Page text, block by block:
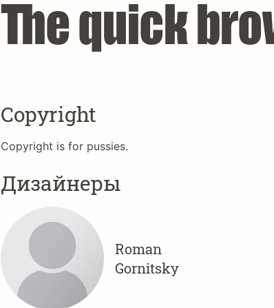
The quick
Copyright
Copyright is for pussies.
Дизайнеры
Roman
Gornitsky